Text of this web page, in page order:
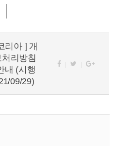
리아 ] 개
처리방침
내 (시행
09/29)